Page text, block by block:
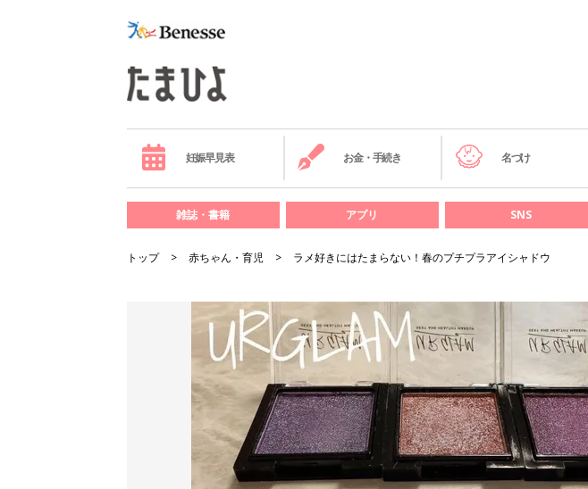
妊娠早見表 お金・手続き 名づけ
雑誌・書籍 アプリ SNS
トップ 赤ちゃん・育児 ラメ好きにはたまらない！春のプチプラアイシャドウ